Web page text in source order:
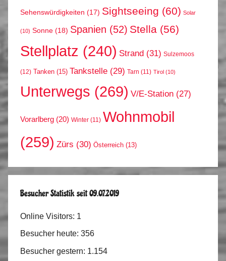
Sehenswürdigkeiten (17) Sightseeing (60) Solar
(10) Sonne (18) Spanien (52) Stella (56)
Stellplatz (240) Strand (31) Sulzemoos
(12) Tanken (15) Tankstelle (29) Tarn (11) Tirol (10)
Unterwegs (269) V/E-Station (27)
Vorarlberg (20) Winter (11) Wohnmobil
(259) Zürs (30) Österreich (13)
Besucher Statistik seit 09.07.2019
Online Visitors: 1
Besucher heute: 356
Besucher gestern: 1.154